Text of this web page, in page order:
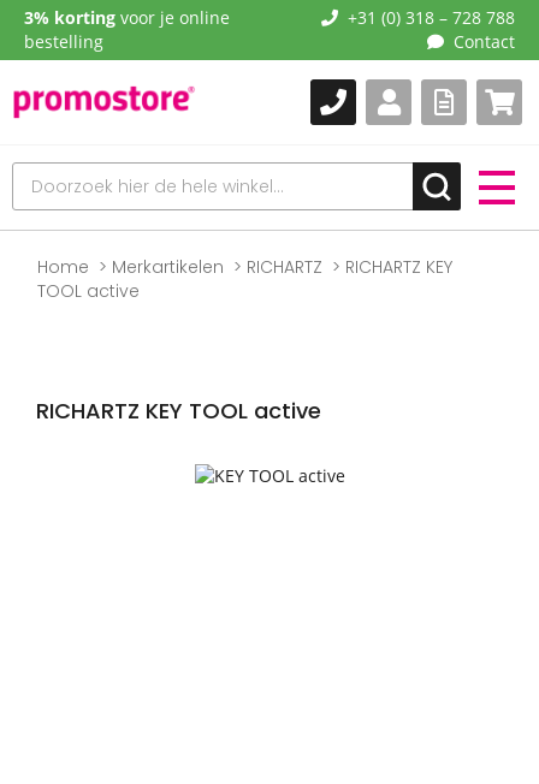
3% korting voor je online
bestelling
+31 (0) 318 – 728 788
Contact
Home Merkartikelen RICHARTZ
RICHARTZ KEY
TOOL active
RICHARTZ KEY TOOL active